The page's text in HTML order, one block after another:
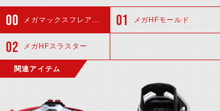
■キック力：10.6t+2.0g
■ジャンプ力：31.9m+3.0mm(ひと跳び)
■必殺技：─
メガマックスフレアタイヤ メガHFモールド
メガHFスラスター
関連アイテム